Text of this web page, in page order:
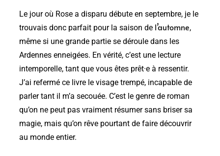
Le jour où Rose a disparu débute en septembre, je le
trouvais donc parfait pour la saison de l’automne,
même si une grande partie se déroule dans les
Ardennes enneigées. En vérité, c’est une lecture
intemporelle, tant que vous êtes prêt·e à ressentir.
J’ai refermé ce livre le visage trempé, incapable de
parler tant il m’a secouée. C’est le genre de roman
qu’on ne peut pas vraiment résumer sans briser sa
magie, mais qu’on rêve pourtant de faire découvrir
au monde entier.